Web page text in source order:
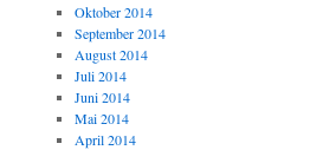
Oktober 2014
September 2014
August 2014
Juli 2014
Juni 2014
Mai 2014
April 2014